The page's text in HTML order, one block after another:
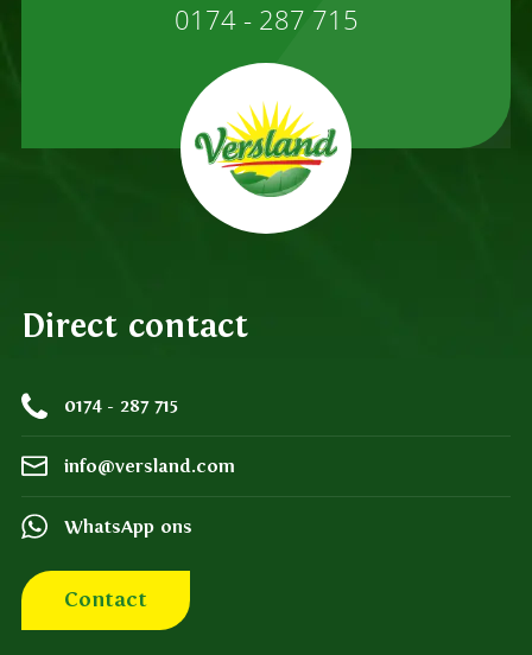
0174 - 287 715
Direct contact
0174 - 287 715
info@versland.com
WhatsApp ons
Contact